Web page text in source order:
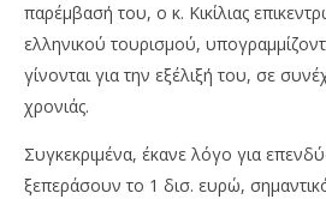
παρέμβασή του, ο κ. Κικίλιας
ελληνικού τουρισμού,
γίνονται για την εξέλιξή του, σε
χρονιάς.
Συγκεκριμένα, έκανε λόγο για
ξεπεράσουν το 1 δισ. ευρώ,